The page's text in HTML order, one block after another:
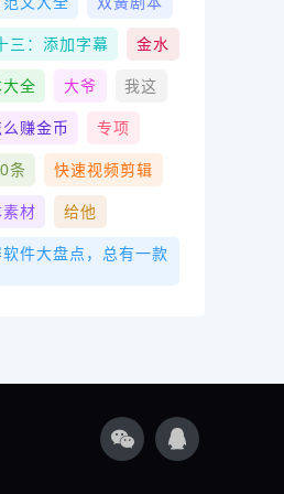
三：添加字幕 金水
全 大爷 我这
赚金币 专项
条 快速视频剪辑
材 给他
件大盘点，总有一款